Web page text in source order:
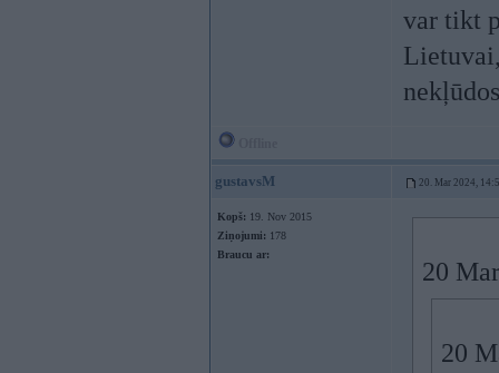
var tikt
gustavsM 20. Mar 2024,
Kopš: 19. Nov 2015
Ziņojumi: 178
Braucu ar:
20
20